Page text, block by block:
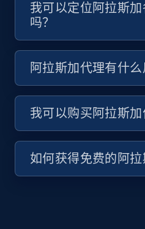
我可以定位阿拉斯
吗？
阿拉斯加代理有什么
我可以购买阿拉斯加
如何获得免费的阿拉